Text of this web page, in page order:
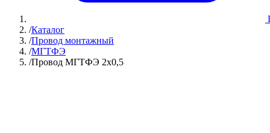
/Каталог
/Провод монтажный
/МГТФЭ
/Провод МГТФЭ 2х0,5